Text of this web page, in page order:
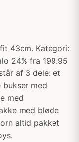
43cm. Kategori:
24% fra 199.95
af 3 dele: et
med
med
med bløde
altid pakket